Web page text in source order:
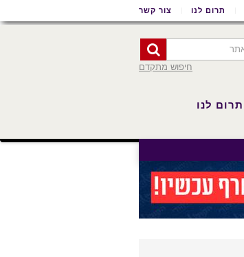
תרום לנו צור קשר
חיפוש מתקדם
תרום לנו